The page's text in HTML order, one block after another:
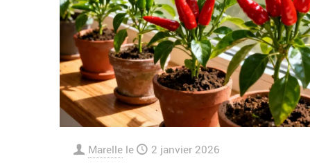
Marelle le 2 janvier 2026